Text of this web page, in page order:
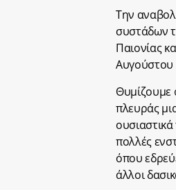
Την
συστάδων
Παιονίας
Αυγούστου
Θυμίζουμε
πλευράς
πολλές
όπου
άλλοι